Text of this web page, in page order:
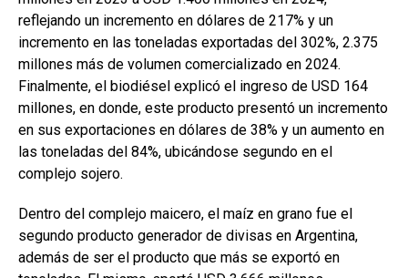
reflejando un incremento en dólares de 217% y un
incremento en las toneladas exportadas del 302%, 2.375
millones más de volumen comercializado en 2024.
Finalmente, el biodiésel explicó el ingreso de USD 164
millones, en donde, este producto presentó un incremento
en sus exportaciones en dólares de 38% y un aumento en
las toneladas del 84%, ubicándose segundo en el
complejo sojero.
Dentro del complejo maicero, el maíz en grano fue el
segundo producto generador de divisas en Argentina,
además de ser el producto que más se exportó en